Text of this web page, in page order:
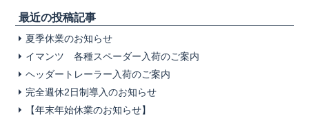
最近の投稿記事
夏季休業のお知らせ
イマンツ 各種スペーダー入荷のご案内
ヘッダートレーラー入荷のご案内
完全週休2日制導入のお知らせ
【年末年始休業のお知らせ】